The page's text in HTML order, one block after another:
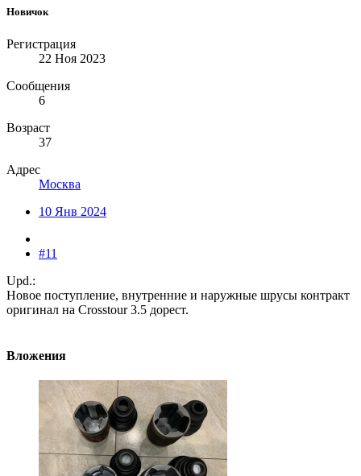
Новичок
Регистрация
22 Ноя 2023
Сообщения
6
Возраст
37
Адрес
Москва
10 Янв 2024
#11
Upd.:
Новое поступление, внутренние и наружные шрусы контракт
оригинал на Crosstour 3.5 дорест.
Вложения